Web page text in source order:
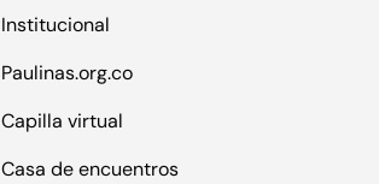
Institucional
Paulinas.org.co
Capilla virtual
Casa de encuentros